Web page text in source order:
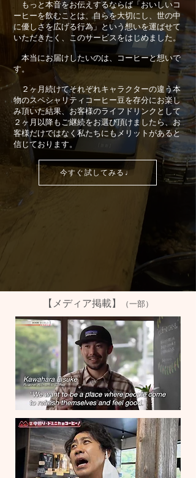
もっと本音をお伝えするならば「おいしいコ
ーヒーを飲むことは、自らを大切にし、世の中
に優しさを広げる行為」という想いを運ばせて
いただきたく、このサービスをはじめました。
本当にお届けしたいのは、コーヒーと想いで
す。
２ヶ月続けてそれぞれキャラクターの違う本
物のスペシャリティコーヒー豆を存分にお楽し
み頂いた結果、お客様のライフドリンクとして
２ヶ月以降もご継続をお選び頂けましたら、お
客様だけではなく私たちにもメリットがあると
信じております。
今すぐ試してみる♩
【メディア掲載】 （一部）